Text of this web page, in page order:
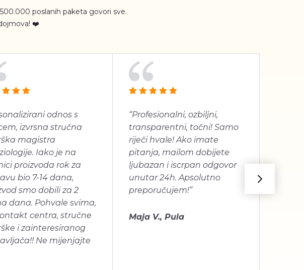
poslanih paketa govori sve.
❤️
odnos s
izvrsna stručna
magistra
Iako je na
proizvoda rok za
bio 7-14 dana,
smo dobili za 2
dana. Pohvale svima,
centra, stručne
i zainteresiranog
Ne mijenjajte
“Profesionalni, ozbiljni,
transparentni, točni! Samo
riječi hvale! Ako imate
pitanja, mailom dobijete
ljubazan i iscrpan odgovor
unutar 24h. Apsolutno
preporučujem!”
Maja V., Pula